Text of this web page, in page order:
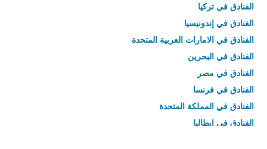
الفنادق في تركيا
الفنادق في إندونيسيا
الفنادق في الامارات العربية المتحدة
الفنادق في البحرين
الفنادق في مصر
الفنادق في فرنسا
الفنادق في المملكة المتحدة
الفنادق في إيطاليا